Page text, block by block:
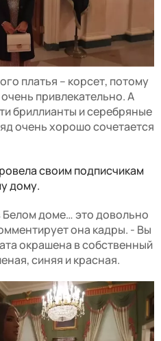
платья – корсет, потому
привлекательно. А
бриллианты и серебряные
очень хорошо сочетается
своим подписчикам
дому.
доме… это довольно
она кадры. - Вы
окрашена в собственный
синяя и красная.